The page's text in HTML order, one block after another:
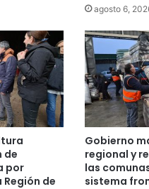
agosto 6,
de
por
de
Gobierno
regional y
las
sistema